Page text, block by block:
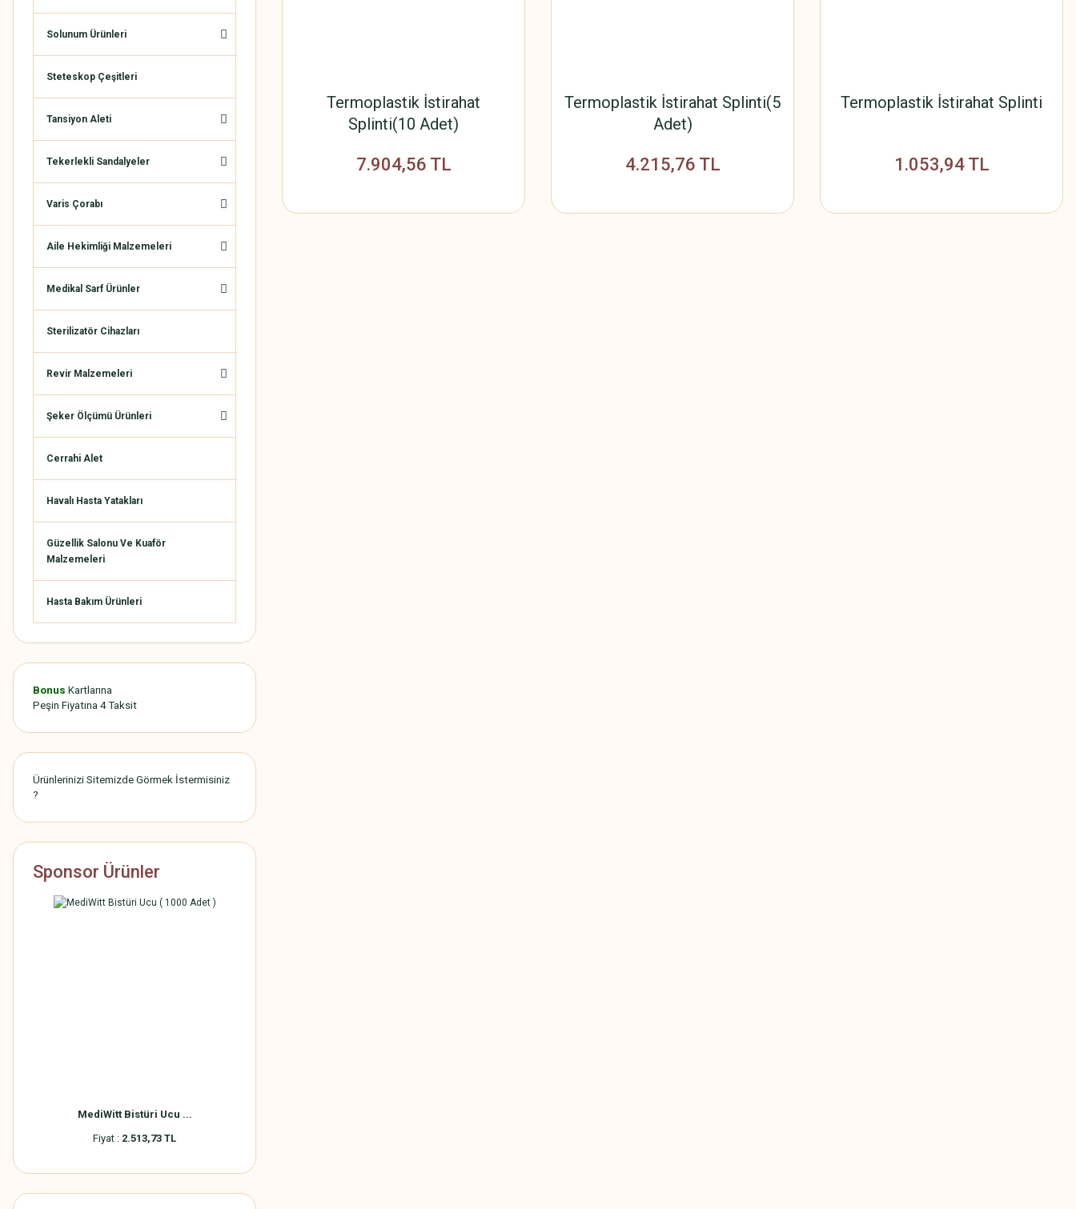
Solunum Ürünleri
Steteskop Çeşitleri
Tansiyon Aleti
Tekerlekli Sandalyeler
Varis Çorabı
Aile Hekimliği Malzemeleri
Medikal Sarf Ürünler
Sterilizatör Cihazları
Revir Malzemeleri
Şeker Ölçümü Ürünleri
Cerrahi Alet
Havalı Hasta Yatakları
Güzellik Salonu Ve Kuaför
Malzemeleri
Hasta Bakım Ürünleri
Bonus Kartlarına
Peşin Fiyatına 4 Taksit
Ürünlerinizi Sitemizde Görmek İstermisiniz
?
Sponsor Ürünler
MediWitt Bistüri Ucu ...
Fiyat : 2.513,73 TL
Termoplastik İstirahat
Splinti(10 Adet)
7.904,56 TL
Termoplastik İstirahat Splinti(5
Adet)
4.215,76 TL
Termoplastik İstirahat Splinti
1.053,94 TL